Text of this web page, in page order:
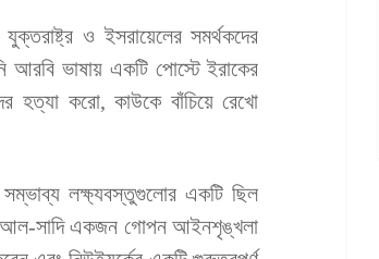
যুক্তরাষ্ট্র ও ইসরায়েলের সমর্থকদের
আরবি ভাষায় একটি পোস্টে ইরাকের
হত্যা করো, কাউকে বাঁচিয়ে রেখো
সম্ভাব্য লক্ষ্যবস্তুগুলোর একটি ছিল
আল-সাদি একজন গোপন আইনশৃঙ্খলা